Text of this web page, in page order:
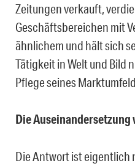
Zeitungen verkauft,
Geschäftsbereichen mit
ähnlichem und hält sich
Tätigkeit in Welt und Bild
Pflege seines
Die Auseinandersetzung
Die Antwort ist eigentlich